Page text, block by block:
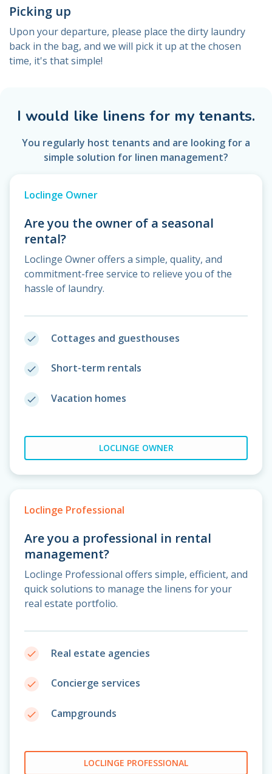
Picking up
Upon your departure, please place the dirty laundry
back in the bag, and we will pick it up at the chosen
time, it's that simple!
I would like linens for my tenants.
You regularly host tenants and are looking for a
simple solution for linen management?
Loclinge Owner
Are you the owner of a seasonal
rental?
Loclinge Owner offers a simple, quality, and
commitment-free service to relieve you of the
hassle of laundry.
done Cottages and guesthouses
done Short-term rentals
done Vacation homes
LOCLINGE OWNER
Loclinge Professional
Are you a professional in rental
management?
Loclinge Professional offers simple, efficient, and
quick solutions to manage the linens for your
real estate portfolio.
done Real estate agencies
done Concierge services
done Campgrounds
LOCLINGE PROFESSIONAL